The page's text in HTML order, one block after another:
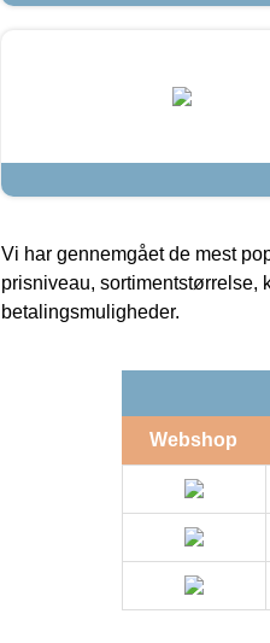
Vi har gennemgået de mest
prisniveau, sortimentstørrelse,
betalingsmuligheder.
Webshop